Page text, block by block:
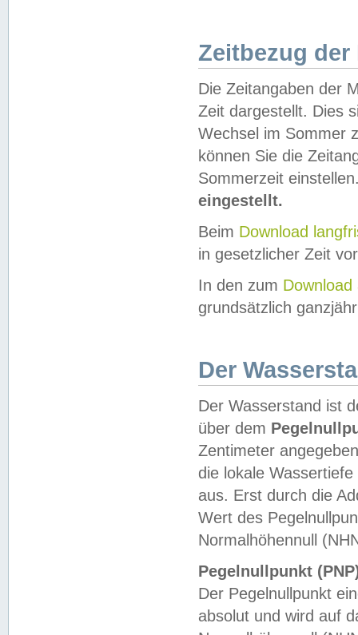
Zeitbezug der
Die Zeitangaben der
Zeit dargestellt. Dies
Wechsel im Sommer
können Sie die
Sommerzeit
eingestellt.
Beim Download
in gesetzlicher Zeit
In den zum Download
grundsätzlich
Der
Der Wasserstand ist
über dem
Zentimeter
die lokale
aus. Erst durch die
Wert des
Normalhöhennull
Pegelnullpunkt
Der Pegelnullpunkt
absolut und wird auf